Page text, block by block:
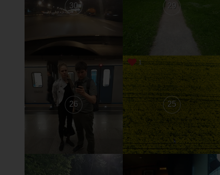
30 29
26 25
1